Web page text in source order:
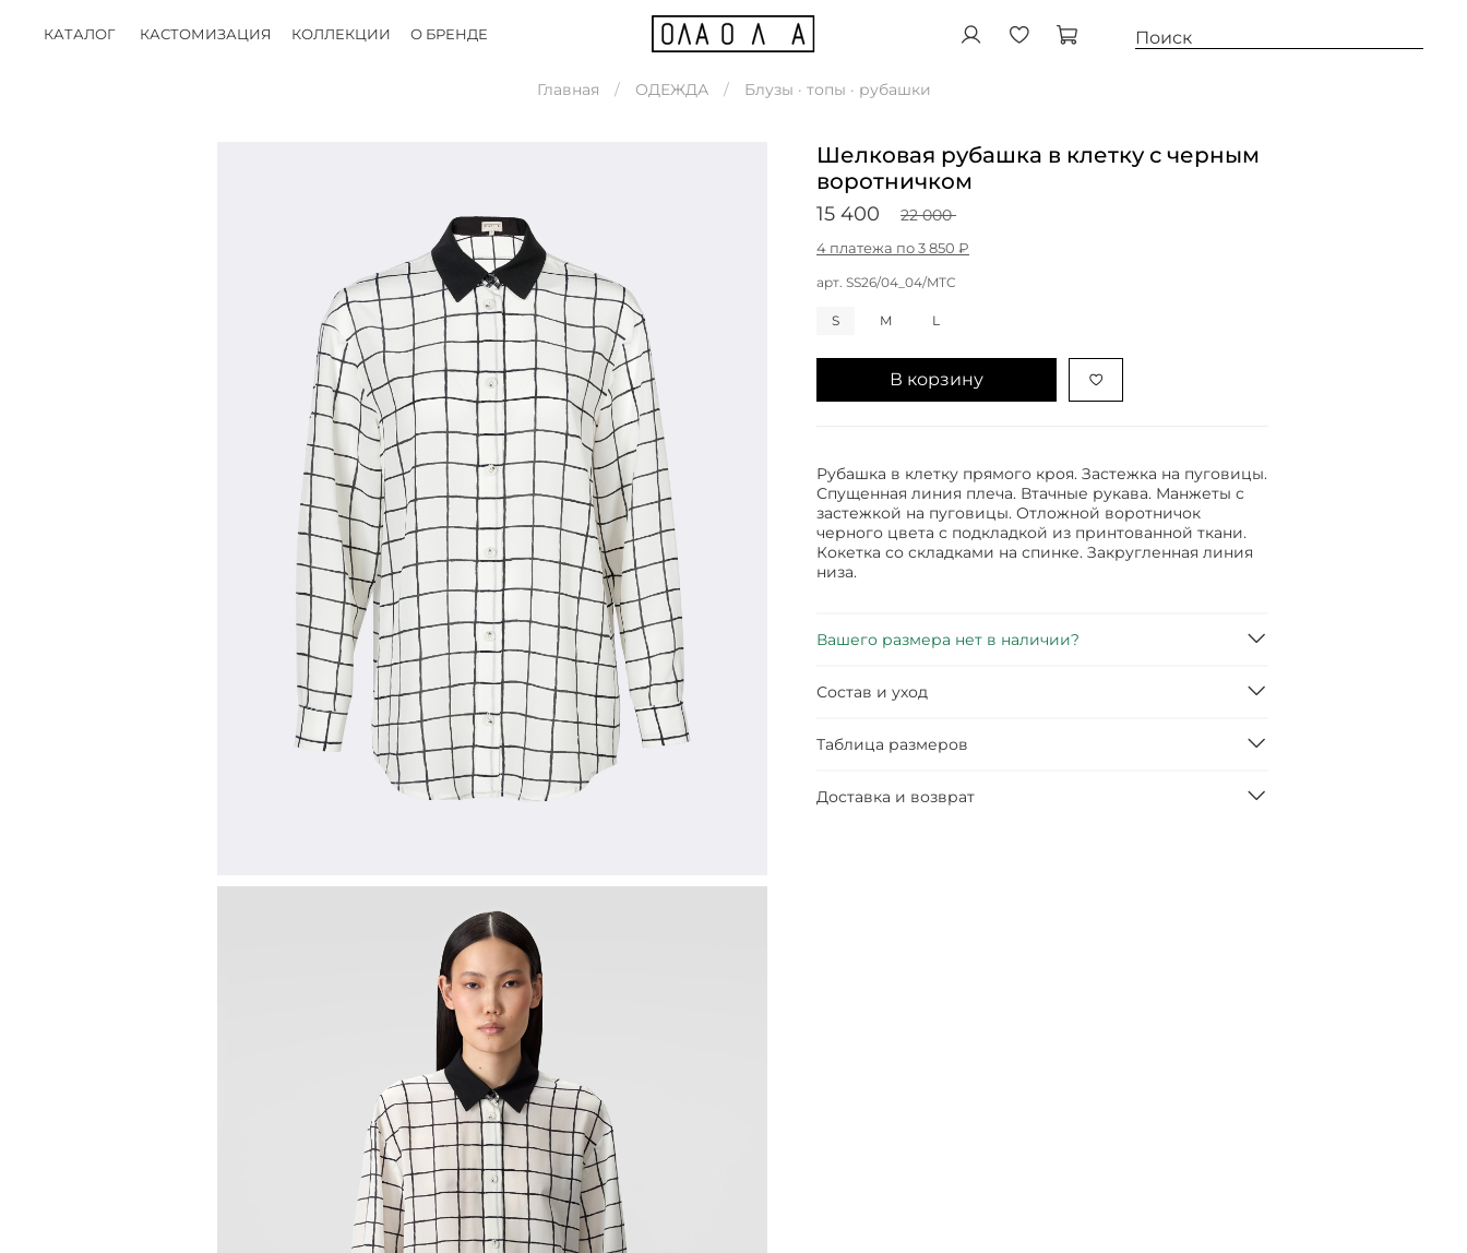
КАТАЛОГ КАСТОМИЗАЦИЯ КОЛЛЕКЦИИ О БРЕНДЕ
Главная ОДЕЖДА Блузы · топы · рубашки
арт.SS26/04_04/MTC
Шелковая рубашка в клетку с черным
воротничком
15 400 22 000
4 платежа по 3 850 ₽
S M L
В корзину
Рубашка в клетку прямого кроя. Застежка на пуговицы.
Спущенная линия плеча. Втачные рукава. Манжеты с
застежкой на пуговицы. Отложной воротничок
черного цвета с подкладкой из принтованной ткани.
Кокетка со складками на спинке. Закругленная линия
низа.
Вашего размера нет в наличии?
Состав и уход
Таблица размеров
Доставка и возврат